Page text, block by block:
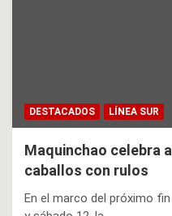
DESTACADOS LÍNEA SUR
Maquinchao celebra
caballos con rulos
En el marco del próximo